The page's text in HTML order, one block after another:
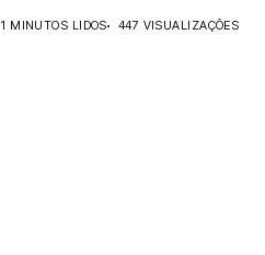
1 MINUTOS LIDOS 447 VISUALIZAÇÕES